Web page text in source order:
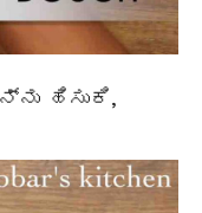
ಹಿಸುಕಿ,